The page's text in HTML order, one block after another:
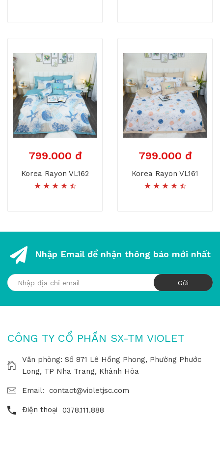
799.000 đ
Korea Rayon VL162
799.000 đ
Korea Rayon VL161
Nhập Email để nhận thông báo mới nhất
CÔNG TY CỔ PHẦN SX-TM VIOLET
Văn phòng: Số 871 Lê Hồng Phong, Phường Phước
Long, TP Nha Trang, Khánh Hòa
Email: contact@violetjsc.com
Điện thoại 0378.111.888